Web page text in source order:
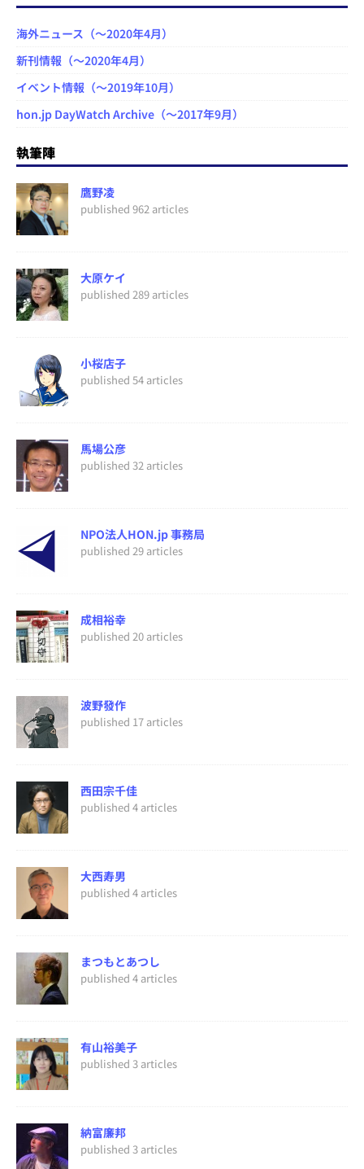
海外ニュース（～2020年4月）
新刊情報（～2020年4月）
イベント情報（～2019年10月）
hon.jp DayWatch Archive（～2017年9月）
執筆陣
鷹野凌
published 962 articles
大原ケイ
published 289 articles
小桜店子
published 54 articles
馬場公彦
published 32 articles
NPO法人HON.jp 事務局
published 29 articles
成相裕幸
published 20 articles
波野發作
published 17 articles
西田宗千佳
published 4 articles
大西寿男
published 4 articles
まつもとあつし
published 4 articles
有山裕美子
published 3 articles
納富廉邦
published 3 articles